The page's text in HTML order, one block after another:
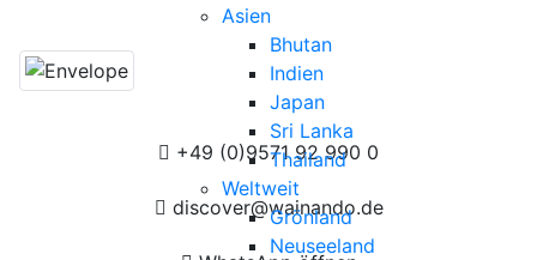
Asien
Bhutan
Indien
Japan
Sri Lanka
Thailand
Weltweit
Grönland
Neuseeland
+49 (0)9571 92 990 0
discover@wainando.de